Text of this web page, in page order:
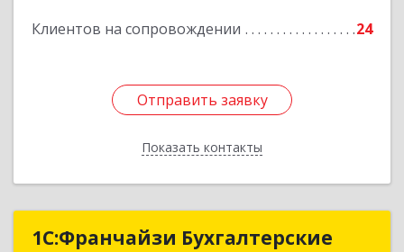
Клиентов на сопровождении 24
Отправить заявку
Показать контакты
Отправить заявку
Назад
1С:Франчайзи Бухгалтерские
1С:Франчайзи Бухгалтерские